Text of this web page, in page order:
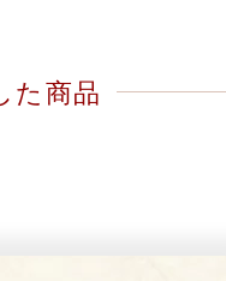
た商品